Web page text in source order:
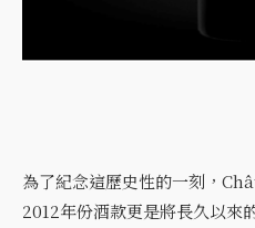
為了紀念這歷史性的一刻，
2012年份酒款更是將長久以來